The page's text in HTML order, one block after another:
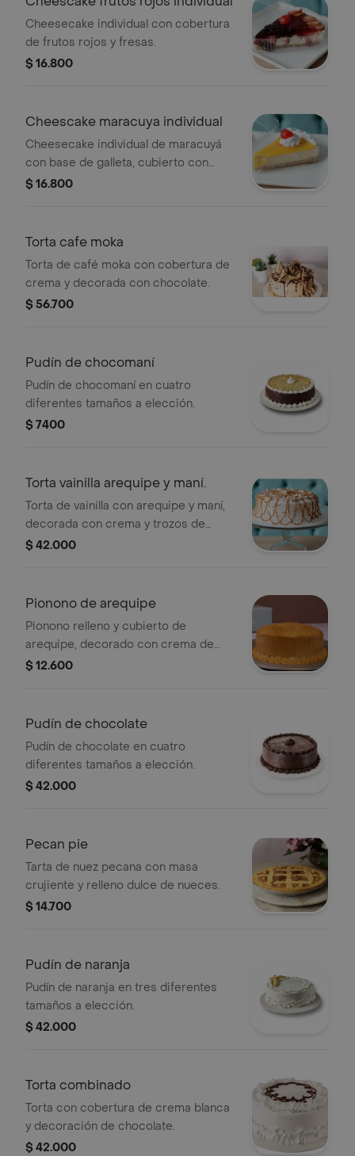
Cheesecake individual con cobertura
de frutos rojos y fresas.
$ 16.800
Cheescake maracuya individual
Cheesecake individual de maracuyá
con base de galleta, cubierto con
crema y cereza.
$ 16.800
Torta cafe moka
Torta de café moka con cobertura de
crema y decorada con chocolate.
$ 56.700
Pudín de chocomaní
Pudín de chocomaní en cuatro
diferentes tamaños a elección.
$ 7400
Torta vainilla arequipe y maní.
Torta de vainilla con arequipe y maní,
decorada con crema y trozos de
maní.
$ 42.000
Pionono de arequipe
Pionono relleno y cubierto de
arequipe, decorado con crema de
arequipe.
$ 12.600
Pudín de chocolate
Pudín de chocolate en cuatro
diferentes tamaños a elección.
$ 42.000
Pecan pie
Tarta de nuez pecana con masa
crujiente y relleno dulce de nueces.
$ 14.700
Pudín de naranja
Pudín de naranja en tres diferentes
tamaños a elección.
$ 42.000
Torta combinado
Torta con cobertura de crema blanca
y decoración de chocolate.
$ 42.000